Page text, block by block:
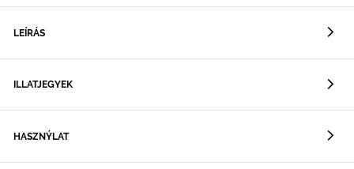
LEÍRÁS
ILLATJEGYEK
HASZNÝLAT